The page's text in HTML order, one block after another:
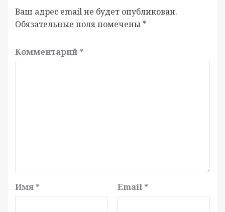
Ваш адрес email не будет опубликован.
Обязательные поля помечены *
Комментарий *
Имя * Email *